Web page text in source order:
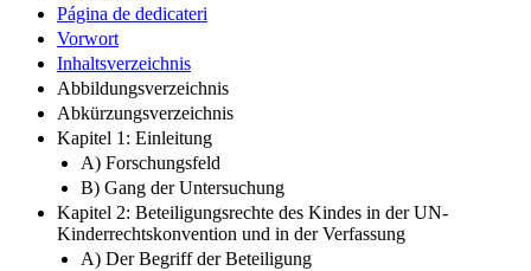
Página de dedicateri
Vorwort
Inhaltsverzeichnis
Abbildungsverzeichnis
Abkürzungsverzeichnis
Kapitel 1: Einleitung
A) Forschungsfeld
B) Gang der Untersuchung
Kapitel 2: Beteiligungsrechte des Kindes in der UN-
Kinderrechtskonvention und in der Verfassung
A) Der Begriff der Beteiligung